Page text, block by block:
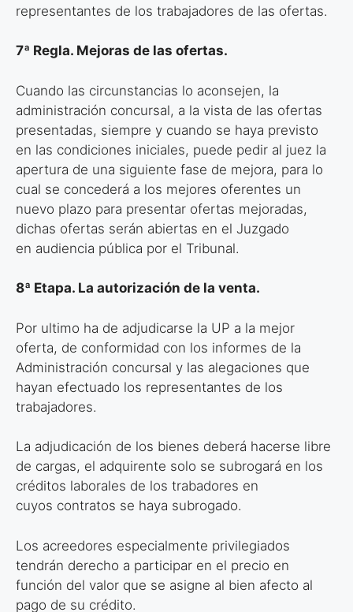
representantes de los trabajadores de las ofertas.
7ª Regla. Mejoras de las ofertas.
Cuando las circunstancias lo aconsejen, la
administración concursal, a la vista de las ofertas
presentadas, siempre y cuando se haya previsto
en las condiciones iniciales, puede pedir al juez la
apertura de una siguiente fase de mejora, para lo
cual se concederá a los mejores oferentes un
nuevo plazo para presentar ofertas mejoradas,
dichas ofertas serán abiertas en el Juzgado
en audiencia pública por el Tribunal.
8ª Etapa. La autorización de la venta.
Por ultimo ha de adjudicarse la UP a la mejor
oferta, de conformidad con los informes de la
Administración concursal y las alegaciones que
hayan efectuado los representantes de los
trabajadores.
La adjudicación de los bienes deberá hacerse libre
de cargas, el adquirente solo se subrogará en los
créditos laborales de los trabadores en
cuyos contratos se haya subrogado.
Los acreedores especialmente privilegiados
tendrán derecho a participar en el precio en
función del valor que se asigne al bien afecto al
pago de su crédito.